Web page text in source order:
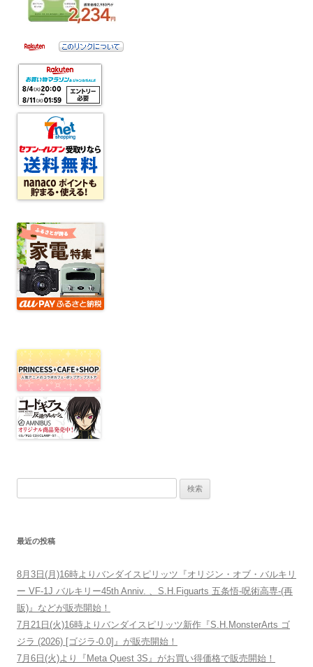
最近の投稿
8月3日(月)16時よりバンダイスピリッツ『オリジン・オブ・バルキリ
ー VF-1J バルキリー45th Anniv. 、S.H.Figuarts 五条悟-呪術高専-(再
販)』などが販売開始！
7月21日(火)16時よりバンダイスピリッツ新作『S.H.MonsterArts ゴ
ジラ (2026) [ゴジラ-0.0]』が販売開始！
7月6日(火)より『Meta Quest 3S』がお買い得価格で販売開始！